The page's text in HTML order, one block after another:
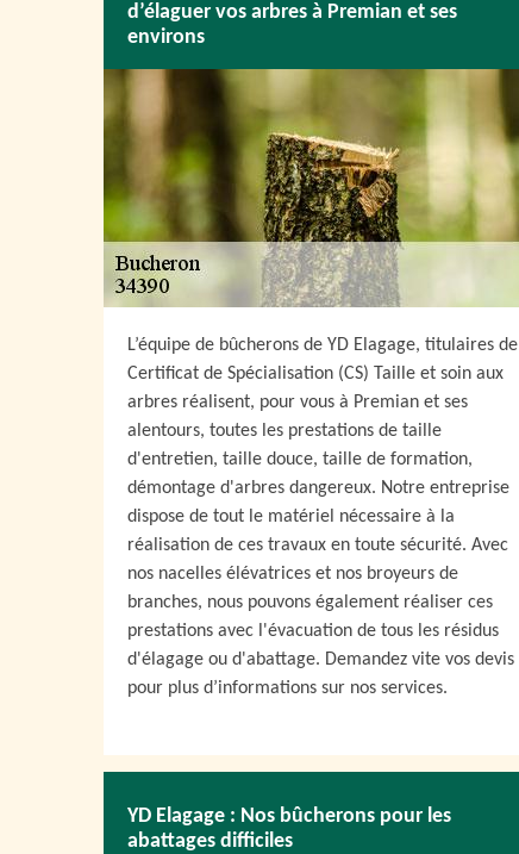
d’élaguer vos arbres à Premian et ses
environs
L’équipe de bûcherons de YD Elagage, titulaires de
Certificat de Spécialisation (CS) Taille et soin aux
arbres réalisent, pour vous à Premian et ses
alentours, toutes les prestations de taille
d'entretien, taille douce, taille de formation,
démontage d'arbres dangereux. Notre entreprise
dispose de tout le matériel nécessaire à la
réalisation de ces travaux en toute sécurité. Avec
nos nacelles élévatrices et nos broyeurs de
branches, nous pouvons également réaliser ces
prestations avec l'évacuation de tous les résidus
d'élagage ou d'abattage. Demandez vite vos devis
pour plus d’informations sur nos services.
YD Elagage : Nos bûcherons pour les
abattages difficiles